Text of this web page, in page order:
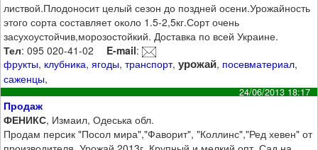
листвой.Плодоносит целый сезон до поздней осени.Урожайность
этого сорта составляет около 1.5-2,5кг.Сорт очень
засухоустойчив,морозостойкий. Доставка по всей Украине.
Тел: 095 020-41-02 E-mail:
фрукты, клубника,ягоды,транспорт,урожай, посевматериал,
саженцы,
24/06/2013 18:17
Продаж
ФЕНИКС, Измаил, Одеська обл.
Продам персик "Посол мира","Фаворит", "Коллинс","Ред хевен" от